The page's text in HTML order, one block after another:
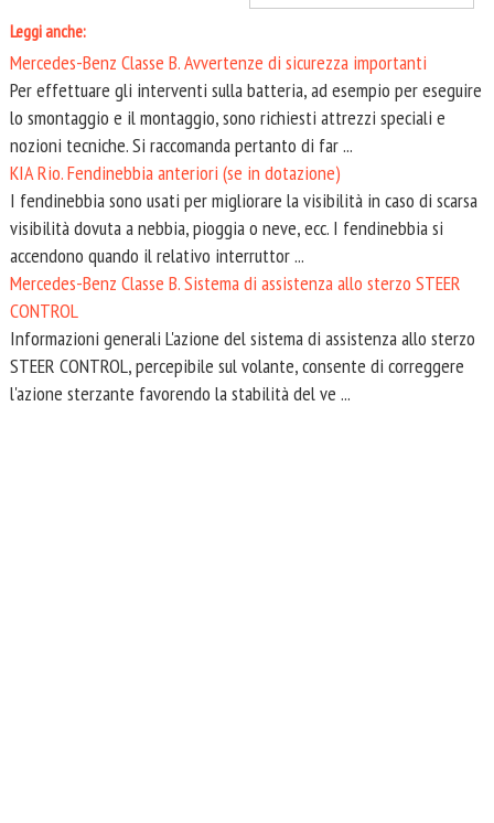
Leggi anche:
Mercedes-Benz Classe B. Avvertenze di sicurezza importanti
Per effettuare gli interventi sulla batteria, ad esempio per eseguire
lo smontaggio e il montaggio, sono richiesti attrezzi speciali e
nozioni tecniche. Si raccomanda pertanto di far ...
KIA Rio. Fendinebbia anteriori (se in dotazione)
I fendinebbia sono usati per migliorare la visibilità in caso di scarsa
visibilità dovuta a nebbia, pioggia o neve, ecc. I fendinebbia si
accendono quando il relativo interruttor ...
Mercedes-Benz Classe B. Sistema di assistenza allo sterzo STEER
CONTROL
Informazioni generali L'azione del sistema di assistenza allo sterzo
STEER CONTROL, percepibile sul volante, consente di correggere
l'azione sterzante favorendo la stabilità del ve ...